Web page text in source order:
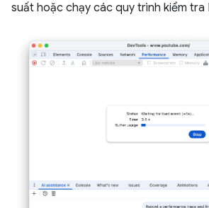
suất hoặc chạy các quy trình kiểm tra